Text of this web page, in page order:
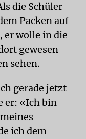
die Schüler
Packen auf
er wolle in die
gewesen
sehen.
gerade jetzt
er: «Ich bin
ich dem